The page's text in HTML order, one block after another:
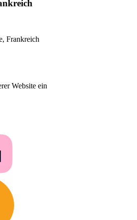
Frankreich
Website ein